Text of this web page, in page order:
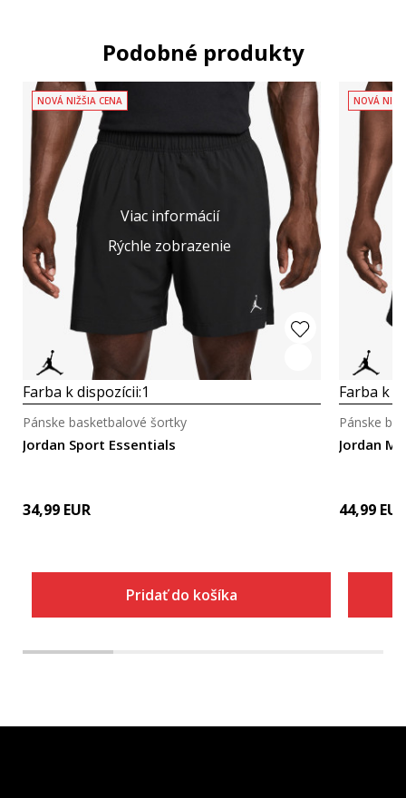
Podobné produkty
Viac informácií
Rýchle zobrazenie
NOVÁ NIŽŠIA CENA
Farba k dispozícii:1
Jordan Sport Essentials
Pánske basketbalové šortky
34,99 EUR
Pridať do košíka
NOVÁ
Farba k
Jordan M
Pánske
44,99 EUR